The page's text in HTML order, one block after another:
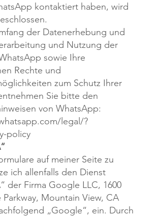
kontaktiert haben, wird
der Datenerhebung und
und Nutzung der
sowie Ihre
Rechte und
zum Schutz Ihrer
Sie bitte den
von WhatsApp:
legal/?
policy
auf meiner Seite zu
ich allenfalls den Dienst
der Firma Google LLC, 1600
Mountain View, CA
„Google“, ein. Durch